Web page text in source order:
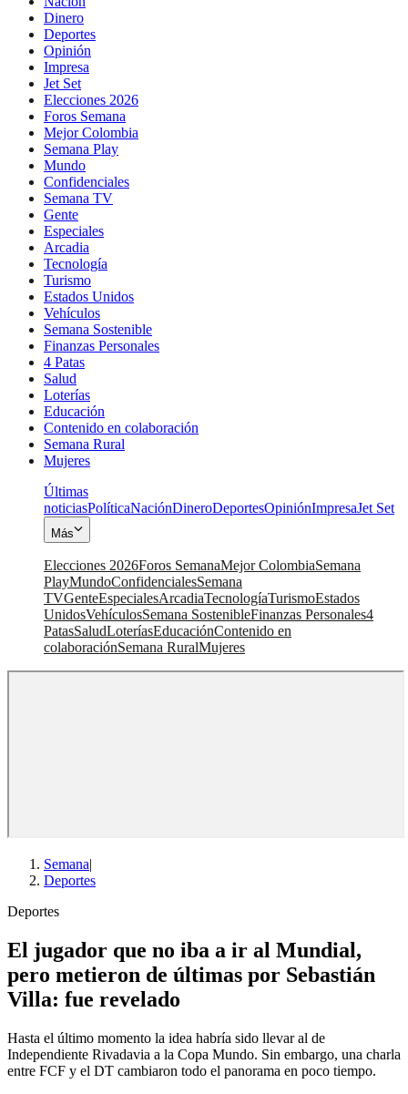
Dinero
Deportes
Opinión
Impresa
Jet Set
Elecciones 2026
Foros Semana
Mejor Colombia
Semana Play
Mundo
Confidenciales
Semana TV
Gente
Especiales
Arcadia
Tecnología
Turismo
Estados Unidos
Vehículos
Semana Sostenible
Finanzas Personales
4 Patas
Salud
Loterías
Educación
Contenido en colaboración
Semana Rural
Mujeres
Últimas
noticiasPolíticaNaciónDineroDeportesOpiniónImpresaJet Set
Más
Elecciones 2026Foros SemanaMejor ColombiaSemana
PlayMundoConfidencialesSemana
TVGenteEspecialesArcadiaTecnologíaTurismoEstados
UnidosVehículosSemana SostenibleFinanzas Personales4
PatasSaludLoteríasEducaciónContenido en
colaboraciónSemana RuralMujeres
Semana|
Deportes
Deportes
El jugador que no iba a ir al Mundial,
pero metieron de últimas por Sebastián
Villa: fue revelado
Hasta el último momento la idea habría sido llevar al de
Independiente Rivadavia a la Copa Mundo. Sin embargo, una charla
entre FCF y el DT cambiaron todo el panorama en poco tiempo.